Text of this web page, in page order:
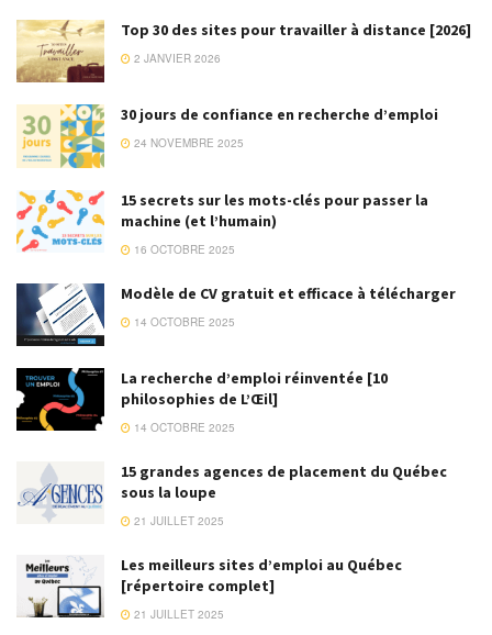
Tes mots-clés sont sous tes yeux! 👀
« Qu'est-ce qui n'est PAS sur ton CV? »
(question d'entrevue)
Découragé par ta recherche d'emploi?
Ces questions d'entrevue qu'on ne voit pas
venir!
3 moyens d'avoir une entrevue quand on est
sous-qualifié
La lente agonie de la recherche d'emploi :
comment être plus productif?
Top 30 des sites pour travailler à distance [2026]
2 JANVIER 2026
30 jours de confiance en recherche d’emploi
24 NOVEMBRE 2025
15 secrets sur les mots-clés pour passer la
machine (et l’humain)
16 OCTOBRE 2025
Modèle de CV gratuit et efficace à télécharger
14 OCTOBRE 2025
La recherche d’emploi réinventée [10
philosophies de L’Œil]
14 OCTOBRE 2025
15 grandes agences de placement du Québec
sous la loupe
21 JUILLET 2025
Les meilleurs sites d’emploi au Québec
[répertoire complet]
21 JUILLET 2025